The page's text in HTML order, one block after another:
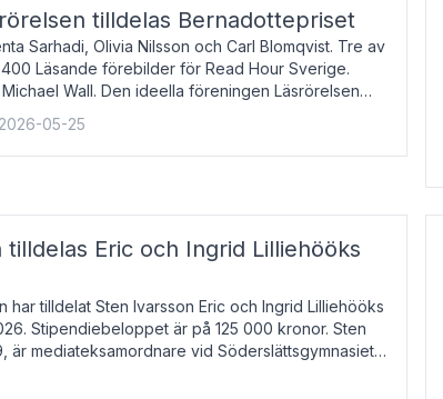
tilldelas Bernadottepriset
Sarhadi, Olivia Nilsson och Carl Blomqvist. Tre av
Läsande förebilder för Read Hour Sverige.
Michael Wall. Den ideella föreningen Läsrörelsen
Bernadottepriset 2026 för att den under ett kvarts
gjort re
2026-05-25
tilldelas Eric och Ingrid Lilliehööks
har tilldelat Sten Ivarsson Eric och Ingrid Lilliehööks
Stipendiebeloppet är på 125 000 kronor. Sten
är mediateksamordnare vid Söderslättsgymnasiet i
på